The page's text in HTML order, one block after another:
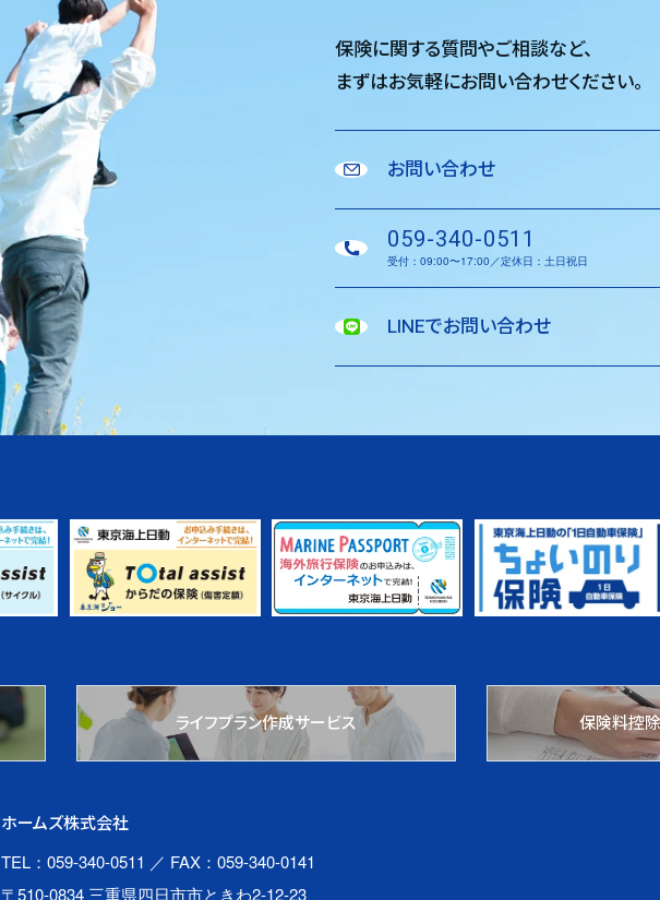
保険に関する質問やご相談など、
まずはお気軽にお問い合わせください。
お問い合わせ
059-340-0511
受付：09:00〜17:00／定休日：土日祝日
LINEでお問い合わせ
ライフプラン作成サービス 保険料控
ホームズ株式会社
TEL：059-340-0511 ／ FAX：059-340-0141
〒510-0834 三重県四日市市ときわ2-12-23